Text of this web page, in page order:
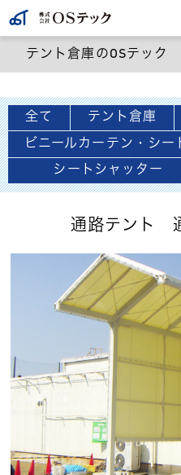
テント倉庫のOSテック
全て テント倉庫
ビニールカーテン・シー
シートシャッター
通路テント